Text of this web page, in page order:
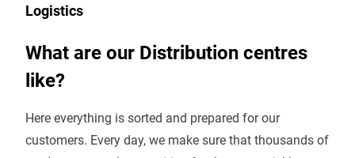
Logistics
What are our Distribution centres
like?
Here everything is sorted and prepared for our
customers. Every day, we make sure that thousands of